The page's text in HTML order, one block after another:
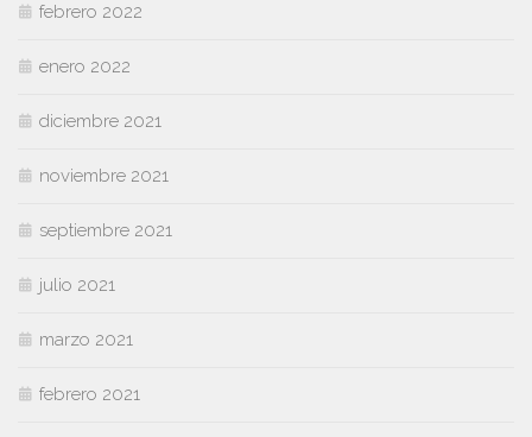
febrero 2022
enero 2022
diciembre 2021
noviembre 2021
septiembre 2021
julio 2021
marzo 2021
febrero 2021